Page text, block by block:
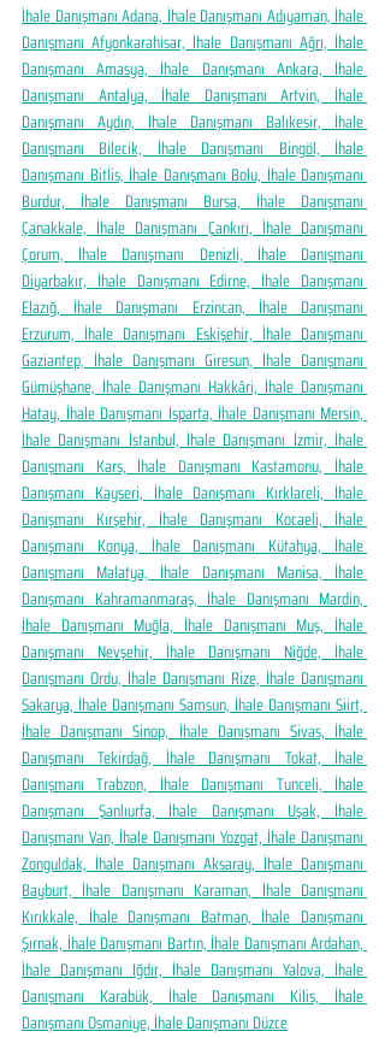
İhale Danışmanı Adana, İhale Danışmanı Adıyaman, İhale
Danışmanı Afyonkarahisar, İhale Danışmanı Ağrı, İhale
Danışmanı Amasya, İhale Danışmanı Ankara, İhale
Danışmanı Antalya, İhale Danışmanı Artvin, İhale
Danışmanı Aydın, İhale Danışmanı Balıkesir, İhale
Danışmanı Bilecik, İhale Danışmanı Bingöl, İhale
Danışmanı Bitlis, İhale Danışmanı Bolu, İhale Danışmanı
Burdur, İhale Danışmanı Bursa, İhale Danışmanı
Çanakkale, İhale Danışmanı Çankırı, İhale Danışmanı
Çorum, İhale Danışmanı Denizli, İhale Danışmanı
Diyarbakır, İhale Danışmanı Edirne, İhale Danışmanı
Elazığ, İhale Danışmanı Erzincan, İhale Danışmanı
Erzurum, İhale Danışmanı Eskişehir, İhale Danışmanı
Gaziantep, İhale Danışmanı Giresun, İhale Danışmanı
Gümüşhane, İhale Danışmanı Hakkâri, İhale Danışmanı
Hatay, İhale Danışmanı Isparta, İhale Danışmanı Mersin,
İhale Danışmanı İstanbul, İhale Danışmanı İzmir, İhale
Danışmanı Kars, İhale Danışmanı Kastamonu, İhale
Danışmanı Kayseri, İhale Danışmanı Kırklareli, İhale
Danışmanı Kırşehir, İhale Danışmanı Kocaeli, İhale
Danışmanı Konya, İhale Danışmanı Kütahya, İhale
Danışmanı Malatya, İhale Danışmanı Manisa, İhale
Danışmanı Kahramanmaraş, İhale Danışmanı Mardin,
İhale Danışmanı Muğla, İhale Danışmanı Muş, İhale
Danışmanı Nevşehir, İhale Danışmanı Niğde, İhale
Danışmanı Ordu, İhale Danışmanı Rize, İhale Danışmanı
Sakarya, İhale Danışmanı Samsun, İhale Danışmanı Siirt,
İhale Danışmanı Sinop, İhale Danışmanı Sivas, İhale
Danışmanı Tekirdağ, İhale Danışmanı Tokat, İhale
Danışmanı Trabzon, İhale Danışmanı Tunceli, İhale
Danışmanı Şanlıurfa, İhale Danışmanı Uşak, İhale
Danışmanı Van, İhale Danışmanı Yozgat, İhale Danışmanı
Zonguldak, İhale Danışmanı Aksaray, İhale Danışmanı
Bayburt, İhale Danışmanı Karaman, İhale Danışmanı
Kırıkkale, İhale Danışmanı Batman, İhale Danışmanı
Şırnak, İhale Danışmanı Bartın, İhale Danışmanı Ardahan,
İhale Danışmanı Iğdır, İhale Danışmanı Yalova, İhale
Danışmanı Karabük, İhale Danışmanı Kilis, İhale
Danışmanı Osmaniye, İhale Danışmanı Düzce